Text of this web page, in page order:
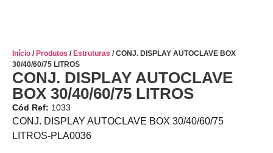
Início / Produtos / Estruturas / CONJ. DISPLAY AUTOCLAVE BOX
30/40/60/75 LITROS
CONJ. DISPLAY AUTOCLAVE
BOX 30/40/60/75 LITROS
Cód Ref: 1033
CONJ. DISPLAY AUTOCLAVE BOX 30/40/60/75
LITROS-PLA0036